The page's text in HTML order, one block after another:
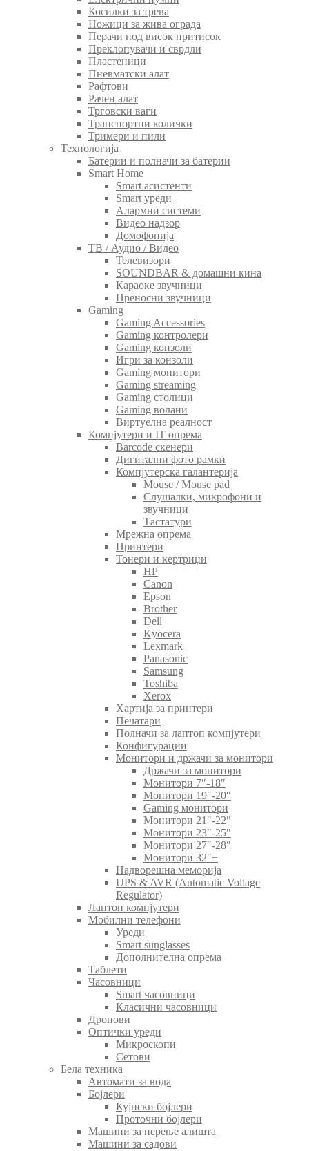
Косилки за трева
Ножици за жива ограда
Перачи под висок притисок
Преклопувачи и сврдли
Пластеници
Пневматски алат
Рафтови
Рачен алат
Трговски ваги
Транспортни колички
Тримери и пили
Технологија
Батерии и полначи за батерии
Smart Home
Smart асистенти
Smart уреди
Алармни системи
Видео надзор
Домофонија
ТВ / Аудио / Видео
Телевизори
SOUNDBAR & домашни кина
Караоке звучници
Преносни звучници
Gaming
Gaming Accessories
Gaming контролери
Gaming конзоли
Игри за конзоли
Gaming монитори
Gaming streaming
Gaming столици
Gaming волани
Виртуелна реалност
Компјутери и IT опрема
Barcode скенери
Дигитални фото рамки
Компјутерска галантерија
Mouse / Mouse pad
Слушалки, микрофони и
звучници
Тастатури
Мрежна опрема
Принтери
Тонери и кертриџи
HP
Canon
Epson
Brother
Dell
Kyocera
Lexmark
Panasonic
Samsung
Toshiba
Xerox
Хартија за принтери
Печатари
Полначи за лаптоп компјутери
Конфигурации
Монитори и држачи за монитори
Држачи за монитори
Монитори 7″-18″
Монитори 19″-20″
Gaming монитори
Монитори 21″-22″
Монитори 23″-25″
Монитори 27″-28″
Монитори 32″+
Надворешна меморија
UPS & AVR (Automatic Voltage
Regulator)
Лаптоп компјутери
Мобилни телефони
Уреди
Smart sunglasses
Дополнителна опрема
Таблети
Часовници
Smart часовници
Класични часовници
Дронови
Оптички уреди
Микроскопи
Сетови
Бела техника
Автомати за вода
Бојлери
Кујнски бојлери
Проточни бојлери
Машини за перење алишта
Машини за садови